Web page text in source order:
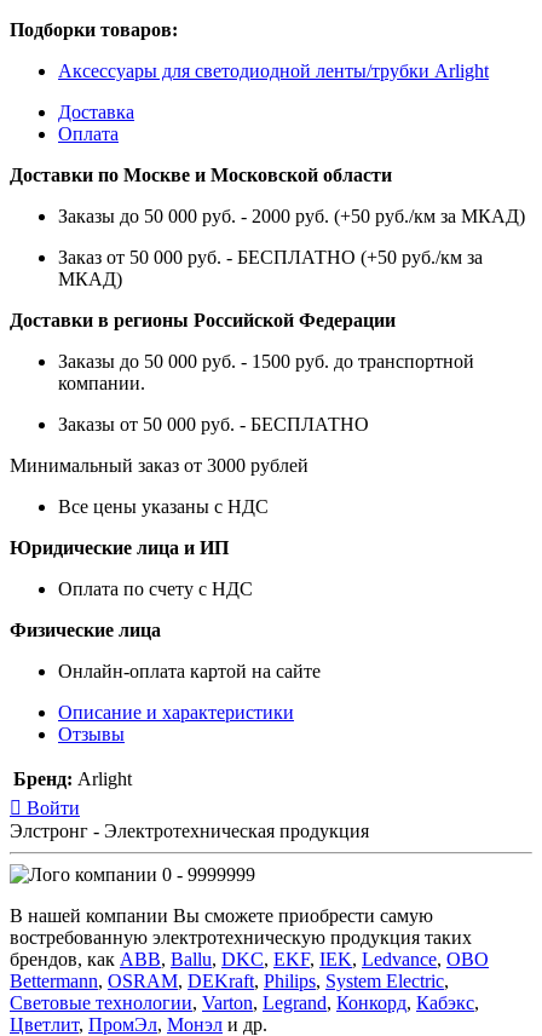
Подборки товаров:
Аксессуары для светодиодной ленты/трубки Arlight
Доставка
Оплата
Доставки по Москве и Московской области
Заказы до 50 000 руб. - 2000 руб. (+50 руб./км за МКАД)
Заказ от 50 000 руб. - БЕСПЛАТНО (+50 руб./км за
МКАД)
Доставки в регионы Российской Федерации
Заказы до 50 000 руб. - 1500 руб. до транспортной
компании.
Заказы от 50 000 руб. - БЕСПЛАТНО
Минимальный заказ от 3000 рублей
Все цены указаны с НДС
Юридические лица и ИП
Оплата по счету с НДС
Физические лица
Онлайн-оплата картой на сайте
Описание и характеристики
Отзывы
Бренд: Arlight
Войти
Элстронг - Электротехническая продукция
0 - 9999999
В нашей компании Вы сможете приобрести самую
востребованную электротехническую продукция таких
брендов, как ABB, Ballu, DKC, EKF, IEK, Ledvance, OBO
Bettermann, OSRAM, DEKraft, Philips, System Electric,
Световые технологии, Varton, Legrand, Конкорд, Кабэкс,
Цветлит, ПромЭл, Монэл и др.